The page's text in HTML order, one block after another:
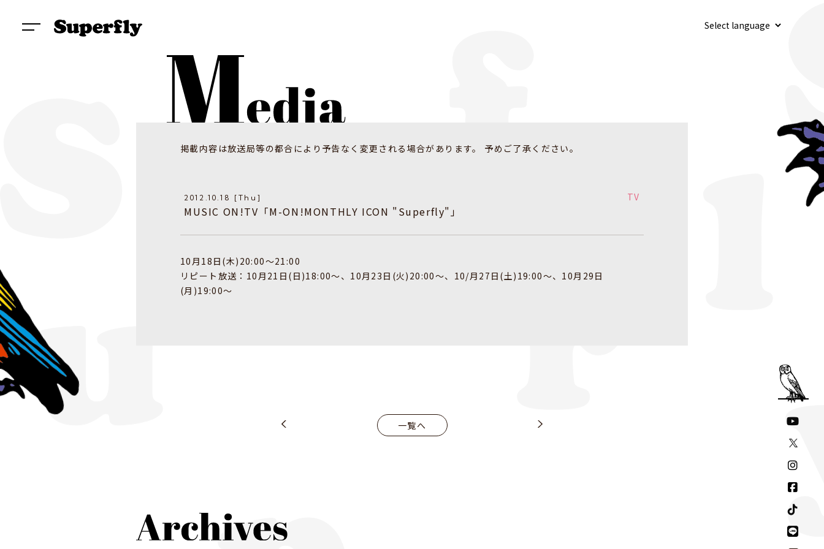
掲載内容は放送局等の都合により予告なく変更される場合があります。 予めご了承ください。
2012.10.18 [Thu] TV
MUSIC ON!TV「M-ON!MONTHLY ICON "Superfly"」
10月18日(木)20:00～21:00
リピート放送：10月21日(日)18:00～、10月23日(火)20:00～、10/月27日(土)19:00～、10月29日
(月)19:00～
一覧へ